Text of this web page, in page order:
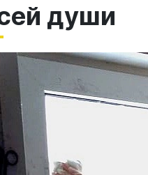
души